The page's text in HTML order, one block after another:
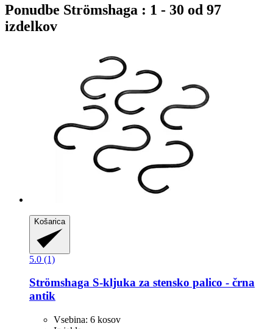
Ponudbe Strömshaga : 1 - 30 od 97
izdelkov
Košarica
5.0 (1)
Strömshaga S-​kljuka za stensko palico -​ črna
antik
Vsebina: 6 kosov